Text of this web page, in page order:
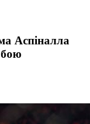
Аспіналла